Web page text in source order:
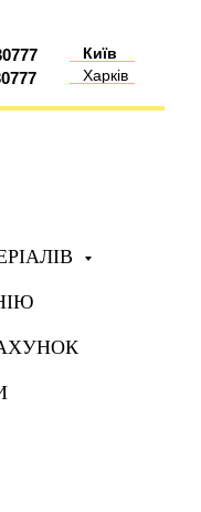
Київ
Харків